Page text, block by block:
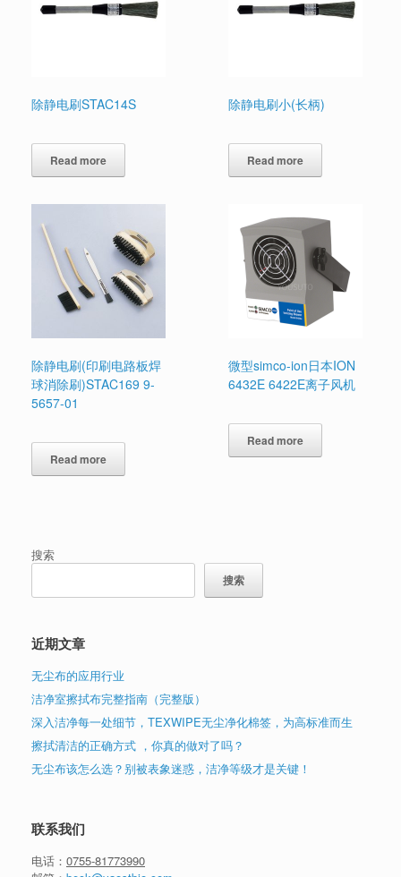
除静电刷STAC14S
Read more
除静电刷小(长柄)
Read more
除静电刷(印刷电路板焊
球消除刷)STAC169 9-
5657-01
Read more
微型simco-ion日本ION
6432E 6422E离子风机
Read more
搜索
搜索
近期文章
无尘布的应用行业
洁净室擦拭布完整指南（完整版）
深入洁净每一处细节，TEXWIPE无尘净化棉签，为高标准而生
擦拭清洁的正确方式 ，你真的做对了吗？
无尘布该怎么选？别被表象迷惑，洁净等级才是关键！
联系我们
电话： 0755-81773990